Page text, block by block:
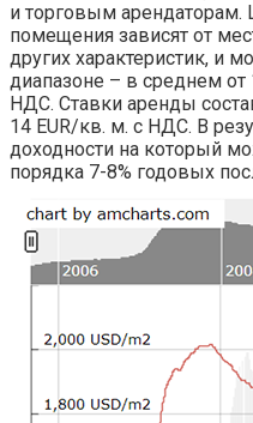
и торговым
помещения зависят от
других характеристик, и
диапазоне – в среднем
НДС. Ставки аренды
14 EUR/кв. м. с НДС. В
доходности на который
порядка 7-8% годовых